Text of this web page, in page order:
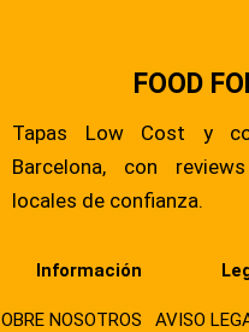
FOOD
Tapas Low Cost y
Barcelona, con
locales de confianza.
Información
NOSOTROS
AVISO